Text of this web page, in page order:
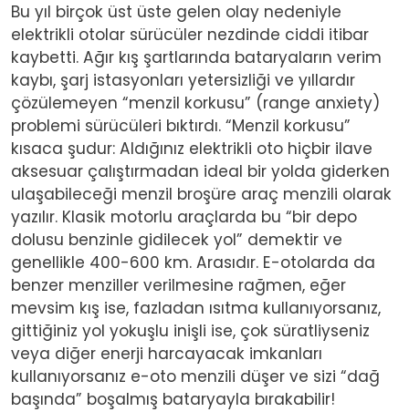
Bu yıl birçok üst üste gelen olay nedeniyle
elektrikli otolar sürücüler nezdinde ciddi itibar
kaybetti. Ağır kış şartlarında bataryaların verim
kaybı, şarj istasyonları yetersizliği ve yıllardır
çözülemeyen “menzil korkusu” (range anxiety)
problemi sürücüleri bıktırdı. “Menzil korkusu”
kısaca şudur: Aldığınız elektrikli oto hiçbir ilave
aksesuar çalıştırmadan ideal bir yolda giderken
ulaşabileceği menzil broşüre araç menzili olarak
yazılır. Klasik motorlu araçlarda bu “bir depo
dolusu benzinle gidilecek yol” demektir ve
genellikle 400-600 km. Arasıdır. E-otolarda da
benzer menziller verilmesine rağmen, eğer
mevsim kış ise, fazladan ısıtma kullanıyorsanız,
gittiğiniz yol yokuşlu inişli ise, çok süratliyseniz
veya diğer enerji harcayacak imkanları
kullanıyorsanız e-oto menzili düşer ve sizi “dağ
başında” boşalmış bataryayla bırakabilir!